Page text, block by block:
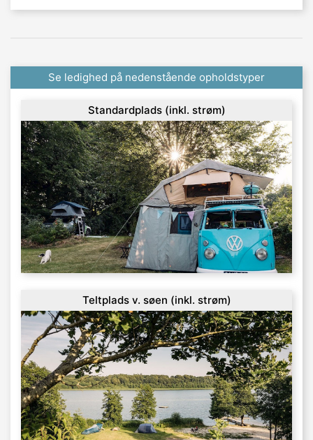
Se ledighed på nedenstående opholdstyper
Standardplads (inkl. strøm)
Teltplads v. søen (inkl. strøm)